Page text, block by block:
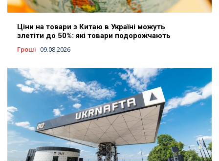
Ціни на товари з Китаю в Україні можуть
злетіти до 50%: які товари подорожчають
Гроші 09.08.2026